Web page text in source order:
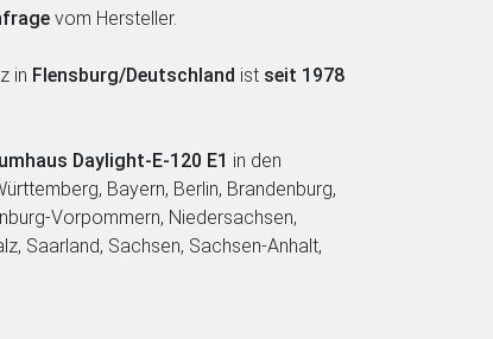
vom Hersteller.
in Flensburg/Deutschland ist seit 1978
Daylight-E-120 E1 in den
Bayern, Berlin, Brandenburg,
Vorpommern, Niedersachsen,
Saarland, Sachsen, Sachsen-Anhalt,